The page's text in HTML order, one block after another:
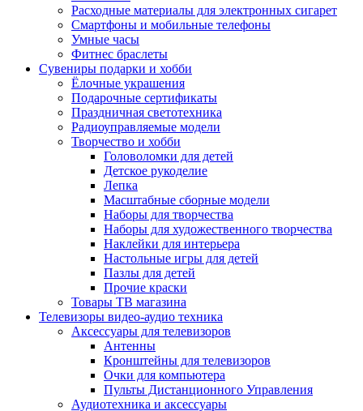
Расходные материалы для электронных сигарет
Смартфоны и мобильные телефоны
Умные часы
Фитнес браслеты
Сувениры подарки и хобби
Ёлочные украшения
Подарочные сертификаты
Праздничная светотехника
Радиоуправляемые модели
Творчество и хобби
Головоломки для детей
Детское рукоделие
Лепка
Масштабные сборные модели
Наборы для творчества
Наборы для художественного творчества
Наклейки для интерьера
Настольные игры для детей
Пазлы для детей
Прочие краски
Товары ТВ магазина
Телевизоры видео-аудио техника
Аксессуары для телевизоров
Антенны
Кронштейны для телевизоров
Очки для компьютера
Пульты Дистанционного Управления
Аудиотехника и аксессуары